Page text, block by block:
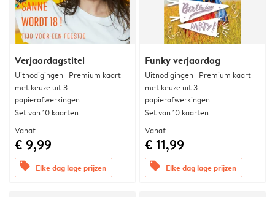
Verjaardagstitel
Uitnodigingen | Premium kaart
met keuze uit 3
papierafwerkingen
Set van 10 kaarten
Vanaf
€ 9,99
offers Elke dag lage prijzen
Funky verjaardag
Uitnodigingen | Premium kaart
met keuze uit 3
papierafwerkingen
Set van 10 kaarten
Vanaf
€ 11,99
offers Elke dag lage prijzen